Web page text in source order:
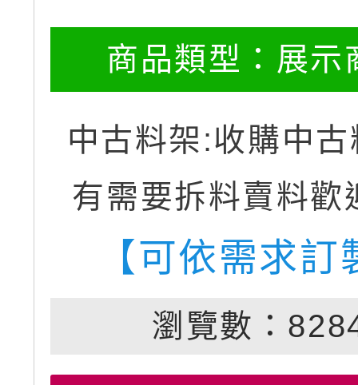
商品類型： 展示
中古料架:收購中
有需要拆料賣料歡
【可依需求訂
瀏覽數：